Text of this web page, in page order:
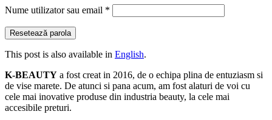
Nume utilizator sau email *
Resetează parola
This post is also available in English.
K-BEAUTY a fost creat in 2016, de o echipa plina de entuziasm si
de vise marete. De atunci si pana acum, am fost alaturi de voi cu
cele mai inovative produse din industria beauty, la cele mai
accesibile preturi.